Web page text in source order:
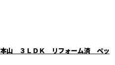
山 ３ＬＤＫ リフォーム済 ペッ